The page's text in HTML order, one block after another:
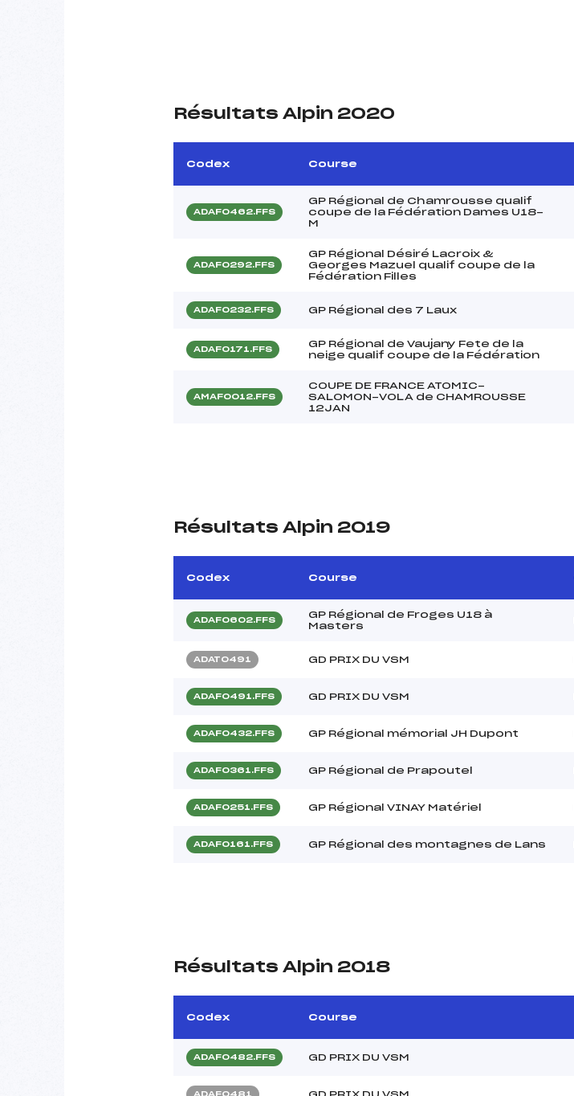
Résultats Alpin 2020
Codex Course
ADAF0462.FFS
GP Régional de Chamrousse qualif
coupe de la Fédération Dames U18-
M
ADAF0292.FFS
GP Régional Désiré Lacroix &
Georges Mazuel qualif coupe de la
Fédération Filles
ADAF0232.FFS GP Régional des 7 Laux
ADAF0171.FFS
GP Régional de Vaujany Fete de la
neige qualif coupe de la Fédération
AMAF0012.FFS
COUPE DE FRANCE ATOMIC-
SALOMON-VOLA de CHAMROUSSE
12JAN
Résultats Alpin 2019
Codex Course
ADAF0602.FFS
GP Régional de Froges U18 à
Masters
ADAT0491 GD PRIX DU VSM
ADAF0491.FFS GD PRIX DU VSM
ADAF0432.FFS GP Régional mémorial JH Dupont
ADAF0361.FFS GP Régional de Prapoutel
ADAF0251.FFS GP Régional VINAY Matériel
ADAF0161.FFS GP Régional des montagnes de Lans
Résultats Alpin 2018
Codex Course
ADAF0482.FFS GD PRIX DU VSM
ADAF0481 GD PRIX DU VSM